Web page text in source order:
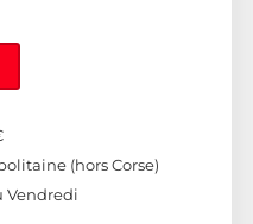
(hors Corse)
Vendredi